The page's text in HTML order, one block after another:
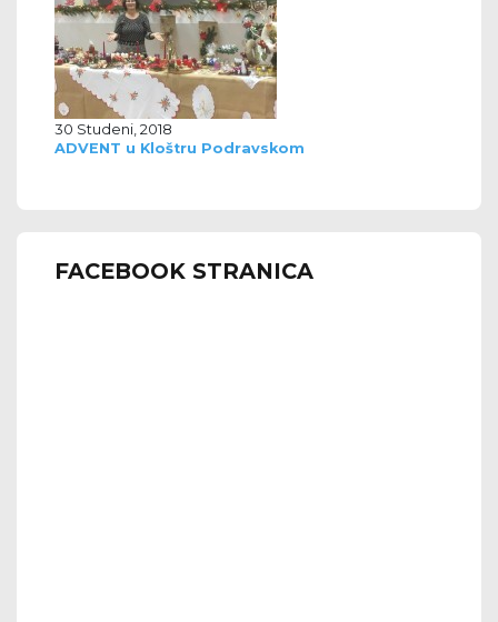
30 Studeni, 2018
ADVENT u Kloštru Podravskom
FACEBOOK STRANICA